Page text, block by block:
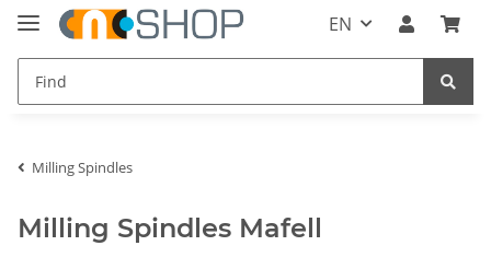
EN
Milling Spindles
Milling Spindles Mafell